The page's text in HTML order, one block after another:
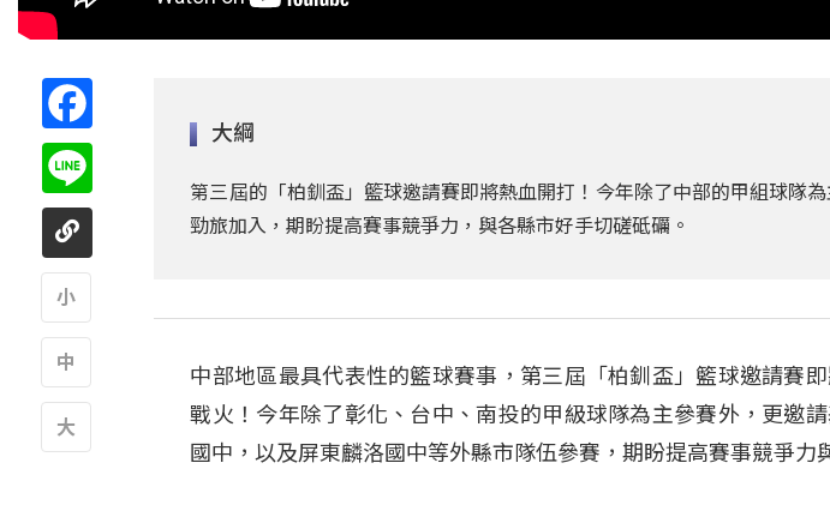
大綱
第三屆的「柏釧盃」籃球邀請賽即將熱血開打！今年除了中部的甲組球隊
勁旅加入，期盼提高賽事競爭力，與各縣市好手切磋砥礪。
中部地區最具代表性的籃球賽事，第三屆「柏釧盃」籃球邀請賽
戰火！今年除了彰化、台中、南投的甲級球隊為主參賽外，更邀
國中，以及屏東麟洛國中等外縣市隊伍參賽，期盼提高賽事競爭力